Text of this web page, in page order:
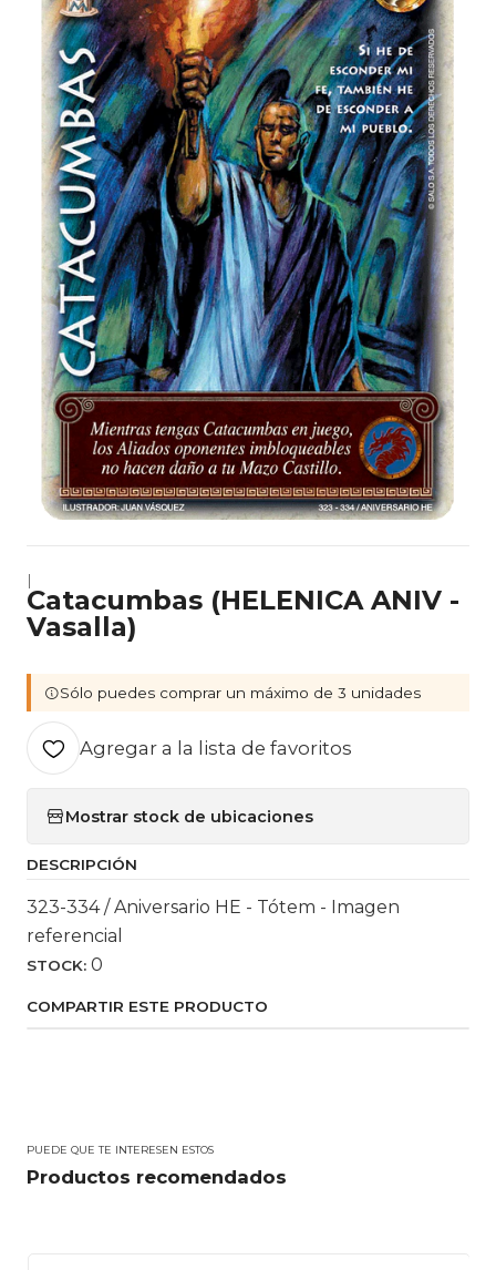
|
Catacumbas (HELENICA ANIV -
Vasalla)
Sólo puedes comprar un máximo de 3 unidades
Agregar a la lista de favoritos
Mostrar stock de ubicaciones
DESCRIPCIÓN
323-334 / Aniversario HE - Tótem - Imagen
referencial
STOCK: 0
COMPARTIR ESTE PRODUCTO
PUEDE QUE TE INTERESEN ESTOS
Productos recomendados